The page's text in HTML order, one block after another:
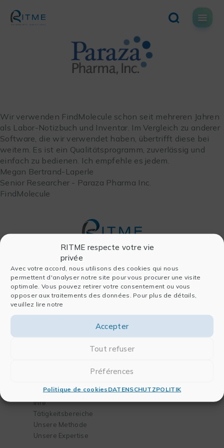
RITME respecte votre vie
privée
Avec votre accord, nous utilisons des cookies qui nous
permettent d'analyser notre site pour vous procurer une visite
optimale. Vous pouvez retirer votre consentement ou vous
opposer aux traitements des données. Pour plus de détails,
veuillez lire notre
Accepter
Tout refuser
Préférences
Politique de cookies DATENSCHUTZPOLITIK
content
Wir verwenden FindMolecule schon seit mehreren Jahren
als Labor-Notizbuch und Inventar. Im Vergleich zu anderer
Software, die wir verwendet haben, übertrifft diese bei
weitem. Es ist ein Qualitätsprogramm, zuverlässig und
einfach zu bedienen. Ich empfehle es jedem.
Megan Bertrand-Laperle
Senior Researcher - Paraza Pharma Inc.
FindMolecule
Firma
Wer sind wir
Seite Geschichte
Unser Team
Blog
Software
Für die Datenanalyse
Für Chemie und
Biologie
Für das Engineering
Ihre Bedürfnisse
Ihre
Tätigkeitsbereiche
Unsere Methode
Unsere Expertise
Training
Unser Katalog